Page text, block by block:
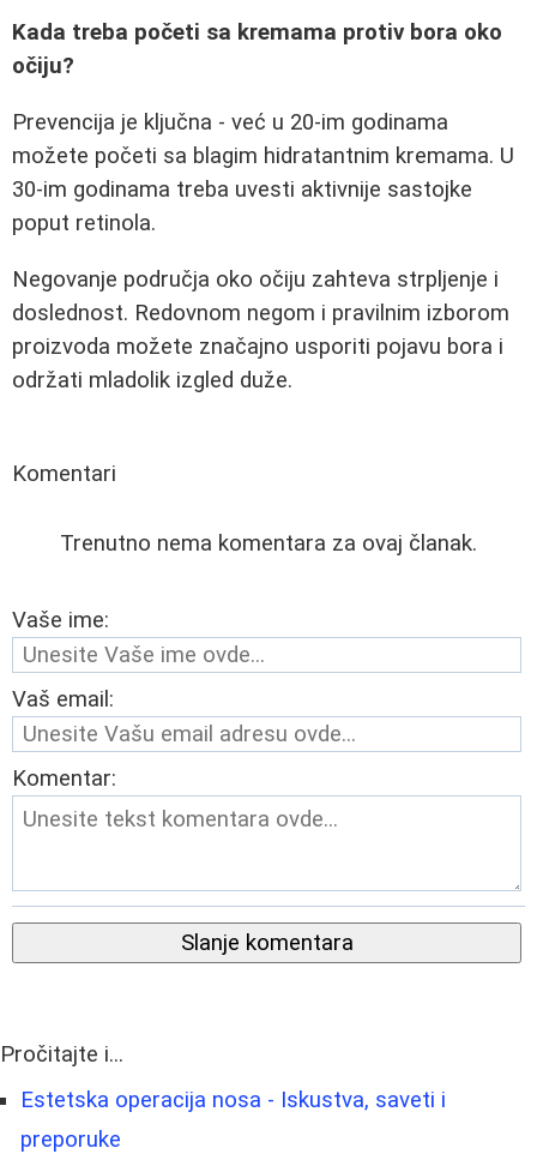
Kada treba početi sa kremama protiv bora oko
očiju?
Prevencija je ključna - već u 20-im godinama
možete početi sa blagim hidratantnim kremama. U
30-im godinama treba uvesti aktivnije sastojke
poput retinola.
Negovanje područja oko očiju zahteva strpljenje i
doslednost. Redovnom negom i pravilnim izborom
proizvoda možete značajno usporiti pojavu bora i
održati mladolik izgled duže.
Komentari
Trenutno nema komentara za ovaj članak.
Vaše ime:
Vaš email:
Komentar:
Slanje komentara
Pročitajte i...
Estetska operacija nosa - Iskustva, saveti i
preporuke